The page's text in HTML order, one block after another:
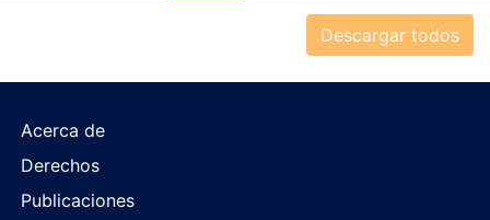
Descargar todos
Acerca de
Derechos
Publicaciones